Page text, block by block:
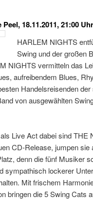
18.11.2011, 21:00 Uhr
HARLEM NIGHTS
Swing und der großen
NIGHTS vermitteln das
aufreibendem Blues,
Handelsreisenden
von ausgewählten
Live Act dabei sind THE
CD-Release, jumpen sie
denn die fünf Musiker
sympathisch lockerer
Mit frischem
bringen die 5 Swing Cats